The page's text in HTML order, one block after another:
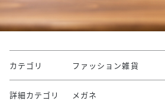
カテゴリ ファッション雑貨
詳細カテゴリ メガネ